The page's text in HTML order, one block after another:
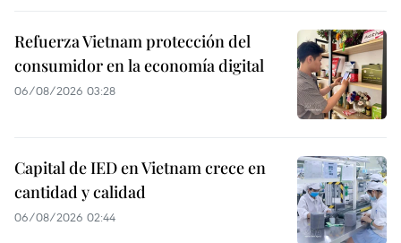
Refuerza Vietnam protección del
consumidor en la economía digital
06/08/2026 03:28
Capital de IED en Vietnam crece en
cantidad y calidad
06/08/2026 02:44